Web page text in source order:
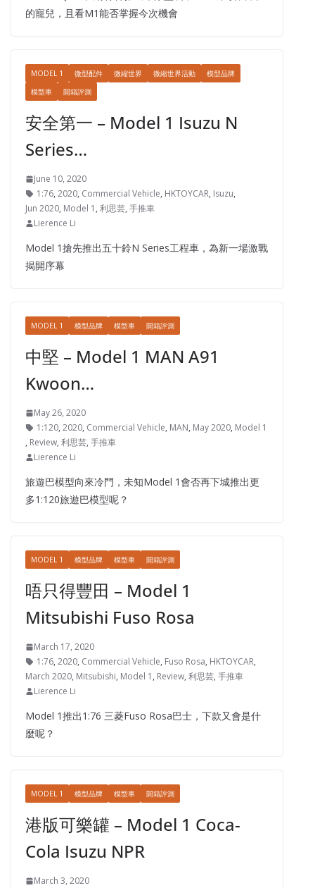
的寵兒，且看M1能否掌握今次機會
MODEL 1 微型配件 微縮世界 微縮世界活動
模型品牌
模型車
開箱評測
安全第一 – Model 1 Isuzu N
Series…
June 10, 2020
1:76, 2020, Commercial Vehicle, HKTOYCAR, Isuzu,
Jun 2020, Model 1 , 利思芸, 手推車
Lierence Li
Model 1搶先推出五十鈴N Series工程車，為新一場激戰
揭開序幕
MODEL 1 模型品牌 模型車 開箱評測
中堅 – Model 1 MAN A91
Kwoon…
May 26, 2020
1:120, 2020, Commercial Vehicle, MAN, May 2020, Model 1
, Review, 利思芸, 手推車
Lierence Li
旅遊巴模型向來冷門，未知Model 1會否再下城推出更
多1:120旅遊巴模型呢？
MODEL 1 模型品牌 模型車 開箱評測
唔只得豐田 – Model 1
Mitsubishi Fuso Rosa
March 17, 2020
1:76, 2020, Commercial Vehicle, Fuso Rosa, HKTOYCAR,
March 2020, Mitsubishi, Model 1 , Review, 利思芸, 手推車
Lierence Li
Model 1推出1:76 三菱Fuso Rosa巴士，下款又會是什
麼呢？
MODEL 1 模型品牌 模型車 開箱評測
港版可樂罐 – Model 1 Coca-
Cola Isuzu NPR
March 3, 2020